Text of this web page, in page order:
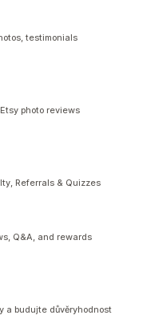
testimonials
photo reviews
Referrals & Quizzes
Q&A, and rewards
a budujte důvěryhodnost